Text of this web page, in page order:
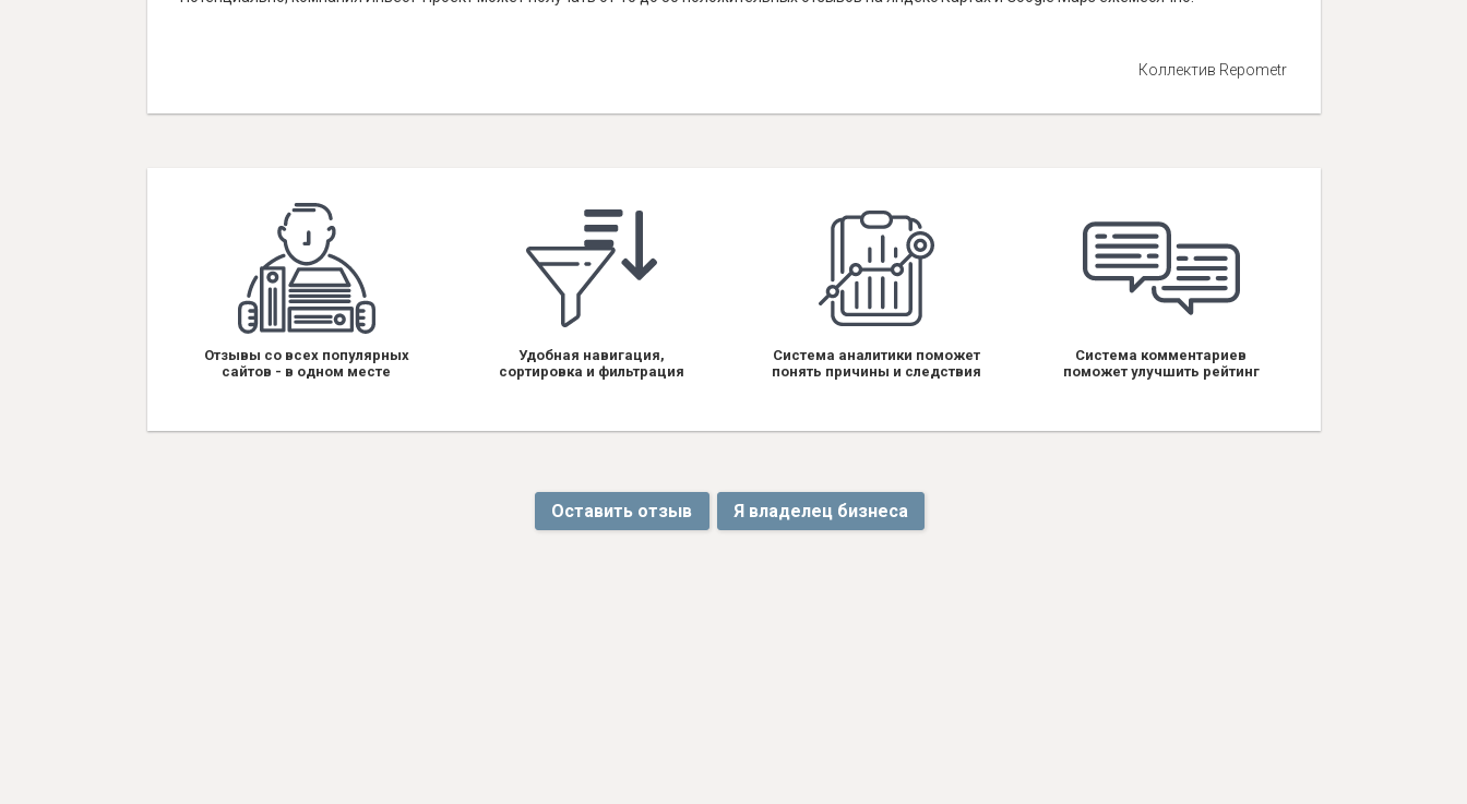
Коллектив Repometr
Отзывы со всех популярных
сайтов - в одном месте
Удобная навигация,
сортировка и фильтрация
Система аналитики поможет
понять причины и следствия
Система комментариев
поможет улучшить рейтинг
Оставить отзыв Я владелец бизнеса